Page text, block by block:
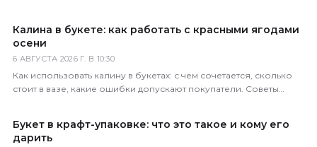
Калина в букете: как работать с красными ягодами
осени
6 АВГУСТА 2026 Г. В 10:30
Как использовать калину в букетах: с чем сочетается, сколько
стоит в вазе, какие ошибки допускают покупатели. Советы
Букет в крафт-упаковке: что это такое и кому его
дарить